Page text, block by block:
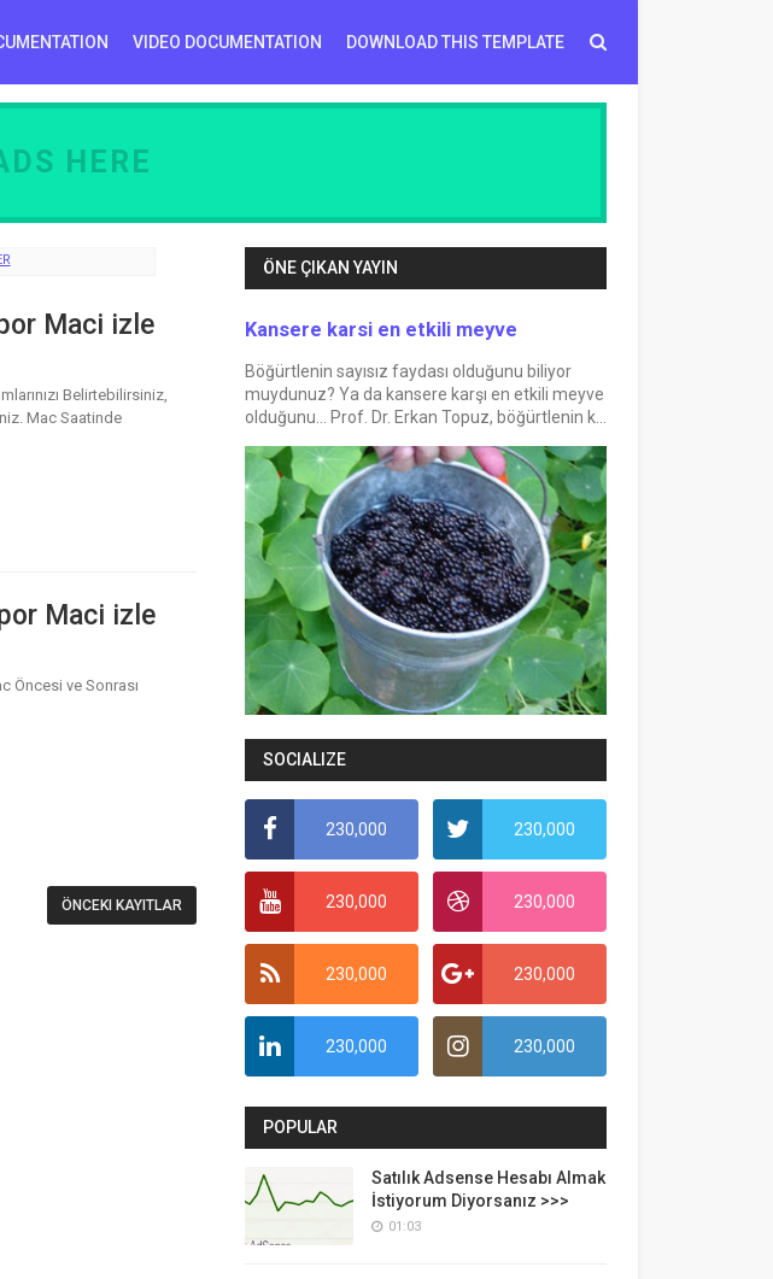
VIDEO DOCUMENTATION DOWNLOAD THIS TEMPLATE
HERE
Maci izle
Belirtebilirsiniz,
Mac Saatinde
Maci izle
Öncesi ve Sonrası
ÖNCEKI KAYITLAR
ÖNE ÇIKAN YAYIN
Kansere karsi en etkili meyve
Böğürtlenin sayısız faydası olduğunu biliyor
muydunuz? Ya da kansere karşı en etkili meyve
olduğunu... Prof. Dr. Erkan Topuz, böğürtlenin k...
SOCIALIZE
230,000 230,000
230,000 230,000
230,000 230,000
230,000 230,000
POPULAR
Satılık Adsense Hesabı Almak
İstiyorum Diyorsanız >>>
01:03